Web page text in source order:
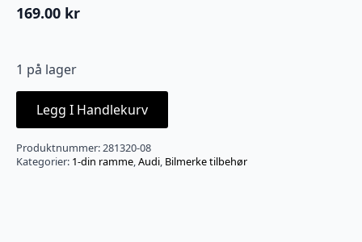
169.00 kr
1 på lager
Legg I Handlekurv
Produktnummer:281320-08
Kategorier: 1-din ramme,Audi, Bilmerke tilbehør